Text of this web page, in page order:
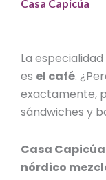
Casa Capicúa
La
es el café.
exactamente,
sándwiches y
Casa Capicúa
nórdico